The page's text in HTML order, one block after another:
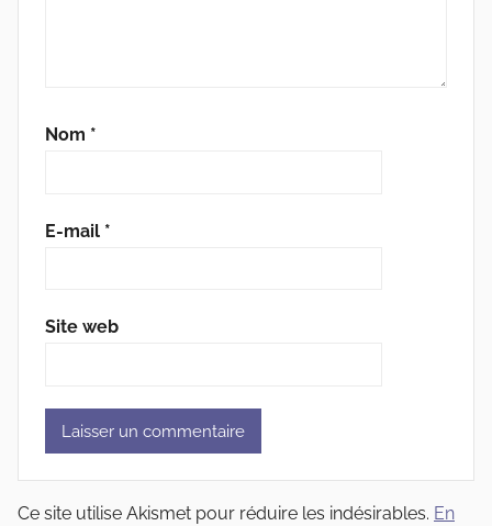
Nom *
E-mail *
Site web
Ce site utilise Akismet pour réduire les indésirables. En